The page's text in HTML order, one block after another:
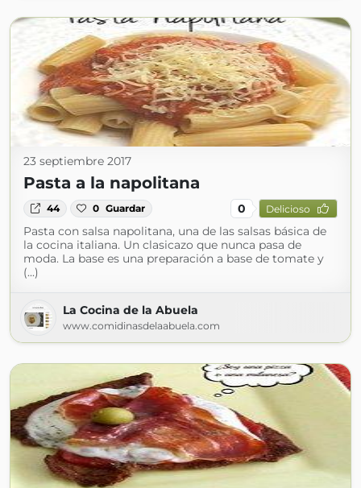
23 septiembre 2017
Pasta a la napolitana
44 0 Guardar 0 Delicioso
Pasta con salsa napolitana, una de las salsas básica de
la cocina italiana. Un clasicazo que nunca pasa de
moda. La base es una preparación a base de tomate y
(...)
La Cocina de la Abuela
www.comidinasdelaabuela.com